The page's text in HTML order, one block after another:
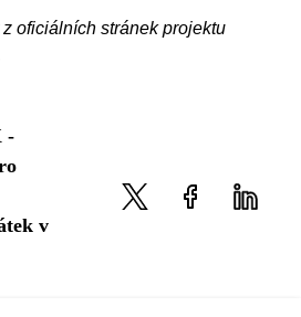
oficiálních stránek projektu
-
v